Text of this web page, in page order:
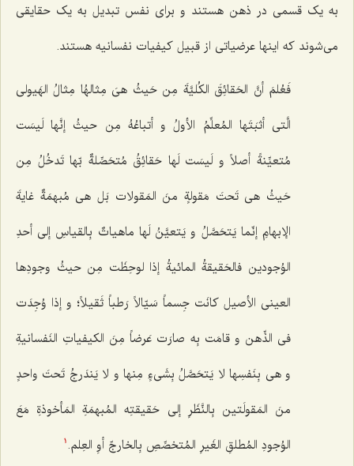
به یک قسمی در ذهن هستند و برای نفس تبدیل به یک حقایقی
می‌شوند که اینها عرضیاتی از قبیل کیفیات نفسانیه هستند.
فَعُلمَ أنَّ الحَقائِقَ الکُلیَّةَ مِن حَیثُ هیَ مِثالهُا مِثالُ الهَیولى
الَّتی أثبَتَها المُعلِّمُ الأولُ و أتباعُهُ مِن حیثُ إنَّها لَیسَت
مُتعیِّنةً أصلاً و لَیسَت لَها حَقائِقُ مُتحَصِّلةٌ بّها تَدخُلُ مِن
حَیثُ هی تَحتَ مَقولةٍ منَ المَقولات بَل هی مُبهمَةٌ غایةَ
الإبهامِ إنّما یَتحَصَّلُ و یَتعیَّنُ لَها ماهیاتٌ بِالقیاسِ إلى أحدِ
الوُجودین فالحَقیقةُ المائیةُ إذا لوحِظَت مِن حیثُ وجودِها
العینی الأصیل کانَت جِسماً سَیّالاً رَطباً ثَقیلاً؛ و إذا وُجِدَت
فی الذِّهن و قامَت بِه صارَت عَرضاً مِنَ الکیفیاتِ النَفسانیةِ
و هی بِنَفسِها لا یَتحَصَّلُ بِشَی‌ءٍ مِنها و لا یَندَرجُ تَحتَ واحدٍ
منَ المَقولَتین بِالنَّظَرِ إلى حَقیقتِه المُبهمَةِ المَأخوذةِ مَعَ
الوُجودِ المُطلقِ الغَیرِ المُتخصِّصِ بِالخارجّ أوِ العِلم. 1